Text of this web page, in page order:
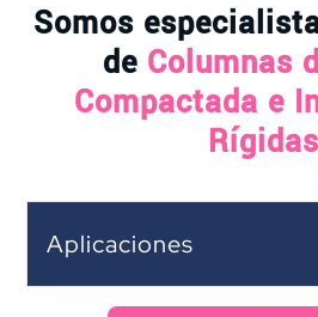
Somos
de Columnas
Compactada e
Aplicaciones